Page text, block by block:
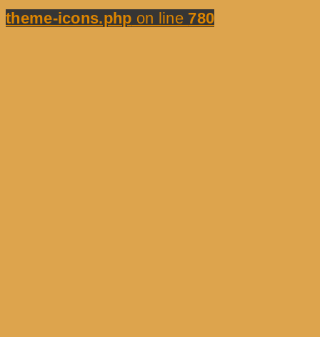
theme-icons.php on line 780